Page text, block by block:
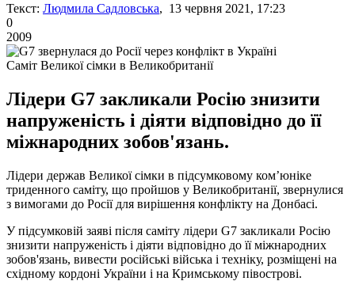
Текст: Людмила Садловська, 13 червня 2021, 17:23
0
2009
Саміт Великої сімки в Великобританії
Лідери G7 закликали Росію знизити
напруженість і діяти відповідно до її
міжнародних зобов'язань.
Лідери держав Великої сімки в підсумковому ком’юніке
триденного саміту, що пройшов у Великобританії, звернулися
з вимогами до Росії для вирішення конфлікту на Донбасі.
У підсумковій заяві після саміту лідери G7 закликали Росію
знизити напруженість і діяти відповідно до її міжнародних
зобов'язань, вивести російські війська і техніку, розміщені на
східному кордоні України і на Кримському півострові.